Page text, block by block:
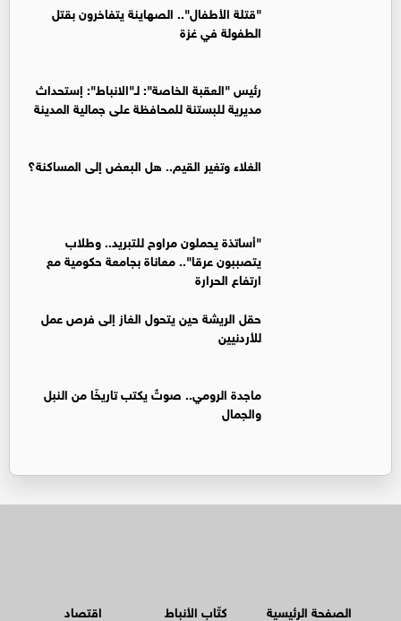
"قتلة الأطفال".. الصهاينة يتفاخرون بقتل
الطفولة في غزة
رئيس "العقبة الخاصة": لـ"الانباط": إستحداث
مديرية للبستنة للمحافظة على جمالية المدينة
الغلاء وتغير القيم.. هل البعض إلى المساكنة؟
"أساتذة يحملون مراوح للتبريد.. وطلاب
يتصببون عرقا".. معاناة بجامعة حكومية مع
ارتفاع الحرارة
حقل الريشة حين يتحول الغاز إلى فرص عمل
للأردنيين
ماجدة الرومي.. صوتٌ يكتب تاريخًا من النبل
والجمال
الصفحة الرئيسية
كتّاب الأنباط
اقتصاد